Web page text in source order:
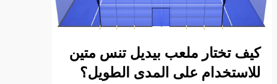
كيف تختار ملعب بيديل تنس متين
للاستخدام على المدى الطويل؟